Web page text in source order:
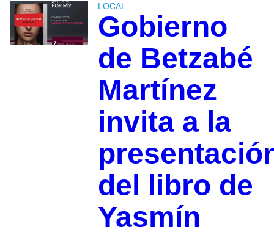
LOCAL
Gobierno
de Betzabé
Martínez
invita a la
del libro de
Yasmín